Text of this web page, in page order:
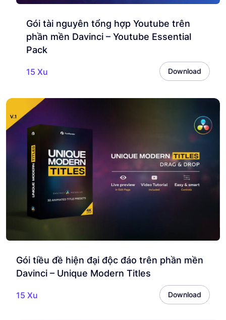
Gói tài nguyên tổng hợp Youtube trên
phần mền Davinci – Youtube Essential
Pack
15 Xu Download
Gói tiều đề hiện đại độc đáo trên phần mền
Davinci – Unique Modern Titles
15 Xu Download